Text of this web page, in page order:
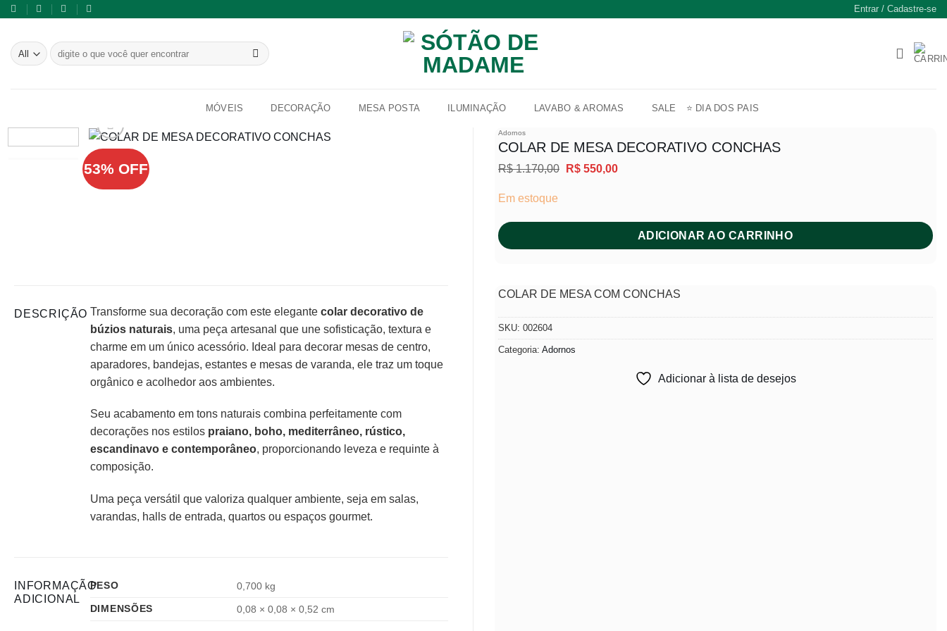
Skip
content
Entrar / Cadastre-se
Pesquisar
por:
MÓVEIS DECORAÇÃO MESA POSTA ILUMINAÇÃO LAVABO & AROMAS SALE ⭐ DIA DOS PAIS
53% OFF
Adornos
COLAR DE MESA DECORATIVO CONCHAS
R$1.170,00 O
R$550,00O
Em estoque
ADICIONAR AO CARRINHO
DESCRIÇÃO Transforme sua decoração com este elegante colar decorativo de
búzios naturais, uma peça artesanal que une sofisticação, textura e
charme em um único acessório. Ideal para decorar mesas de centro,
aparadores, bandejas, estantes e mesas de varanda, ele traz um toque
orgânico e acolhedor aos ambientes.
Seu acabamento em tons naturais combina perfeitamente com
decorações nos estilos praiano, boho, mediterrâneo, rústico,
escandinavo e contemporâneo, proporcionando leveza e requinte à
composição.
Uma peça versátil que valoriza qualquer ambiente, seja em salas,
varandas, halls de entrada, quartos ou espaços gourmet.
INFORMAÇÃO
ADICIONAL
PESO
0,700 kg
DIMENSÕES
0,08 × 0,08 × 0,52 cm
COLAR DE MESA COM CONCHAS
SKU: 002604
Categoria: Adornos
Adicionar à lista de desejos